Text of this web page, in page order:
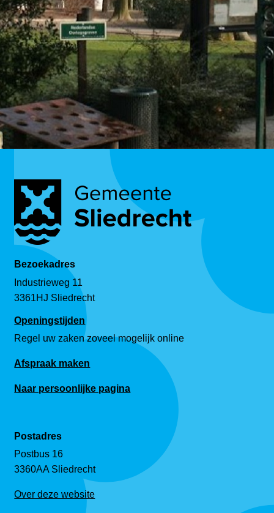
Bezoekadres
Industrieweg 11
3361HJ Sliedrecht
Openingstijden
Regel uw zaken zoveel mogelijk online
Afspraak maken
Naar persoonlijke pagina
Postadres
Postbus 16
3360AA Sliedrecht
Over deze website